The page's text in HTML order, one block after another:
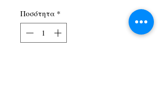
Ποσότητα *